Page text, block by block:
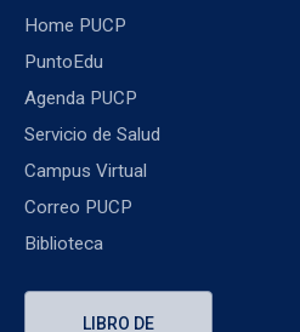
Home PUCP
PuntoEdu
Agenda PUCP
Servicio de Salud
Campus Virtual
Correo PUCP
Biblioteca
LIBRO DE